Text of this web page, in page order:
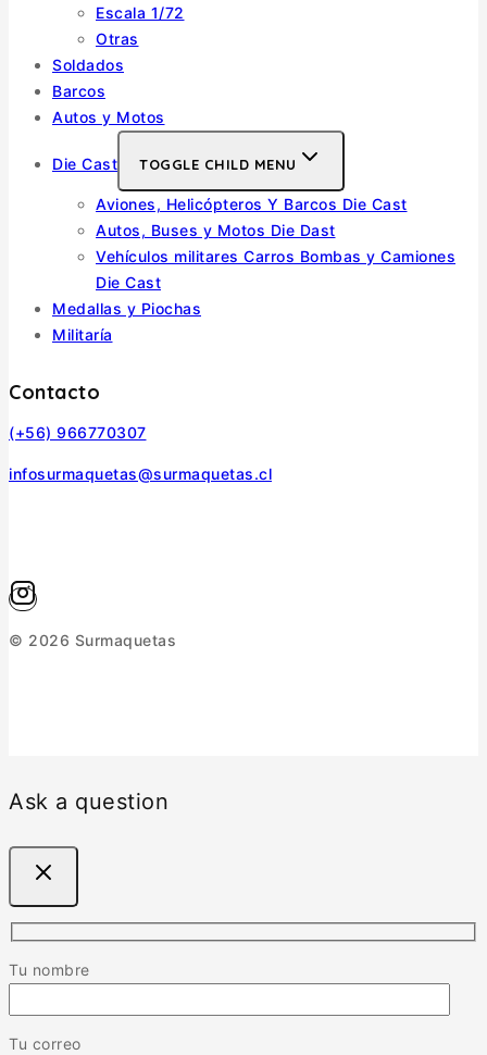
Escala 1/72
Otras
Soldados
Barcos
Autos y Motos
Die Cast TOGGLE CHILD MENU
Aviones, Helicópteros Y Barcos Die Cast
Autos, Buses y Motos Die Dast
Vehículos militares Carros Bombas y Camiones
Die Cast
Medallas y Piochas
Militaría
Contacto
(+56) 966770307
infosurmaquetas@surmaquetas.cl
© 2026 Surmaquetas
Ask a question
Tu nombre
Tu correo